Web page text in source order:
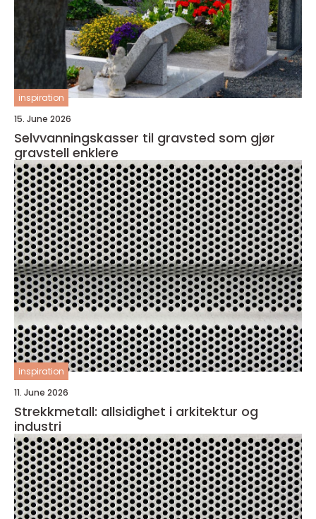
inspiration
15. June 2026
Selvvanningskasser til gravsted som gjør
gravstell enklere
inspiration
11. June 2026
Strekkmetall: allsidighet i arkitektur og
industri